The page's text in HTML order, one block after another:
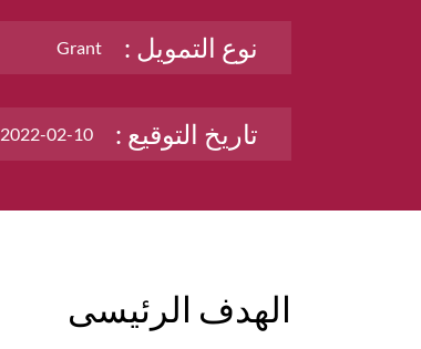
نوع التمويل : Grant
تاريخ التوقيع : 2022-02-10
الهدف الرئيسى